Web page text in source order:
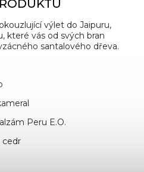
výlet do Jaipuru,
které vás od svých bran
santalového dřeva.
Peru E.O.
cedr